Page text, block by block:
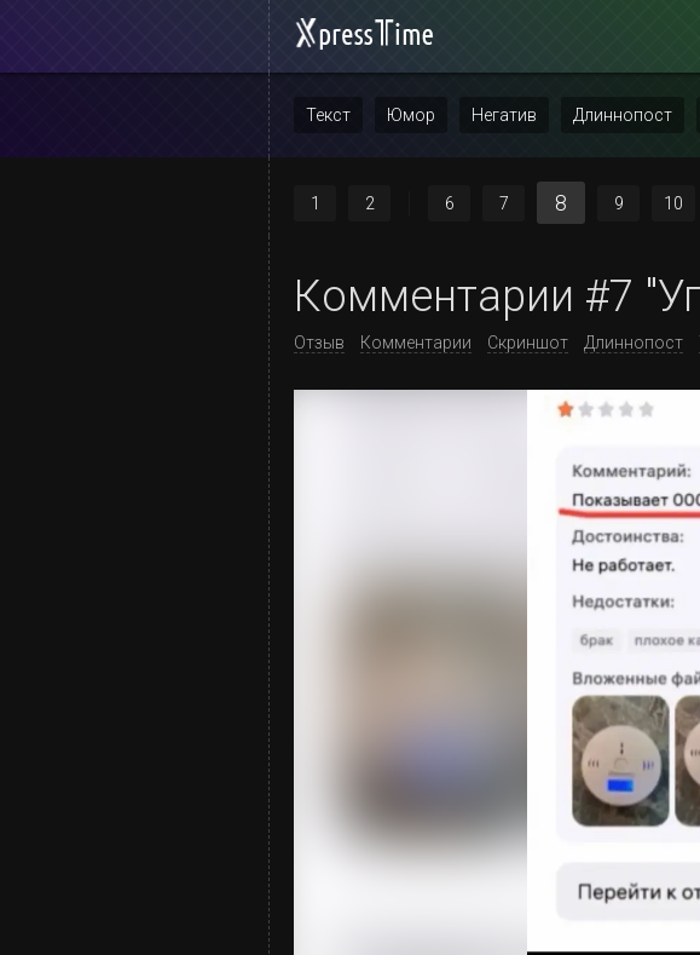
Текст Юмор Негатив Длиннопост
1
2 6 7 8 9 10
Комментарии #7
Отзыв Комментарии Скриншот Длиннопост